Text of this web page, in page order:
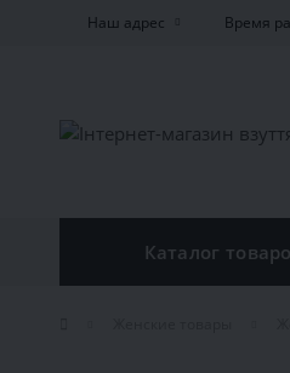
Наш адрес Время
Каталог